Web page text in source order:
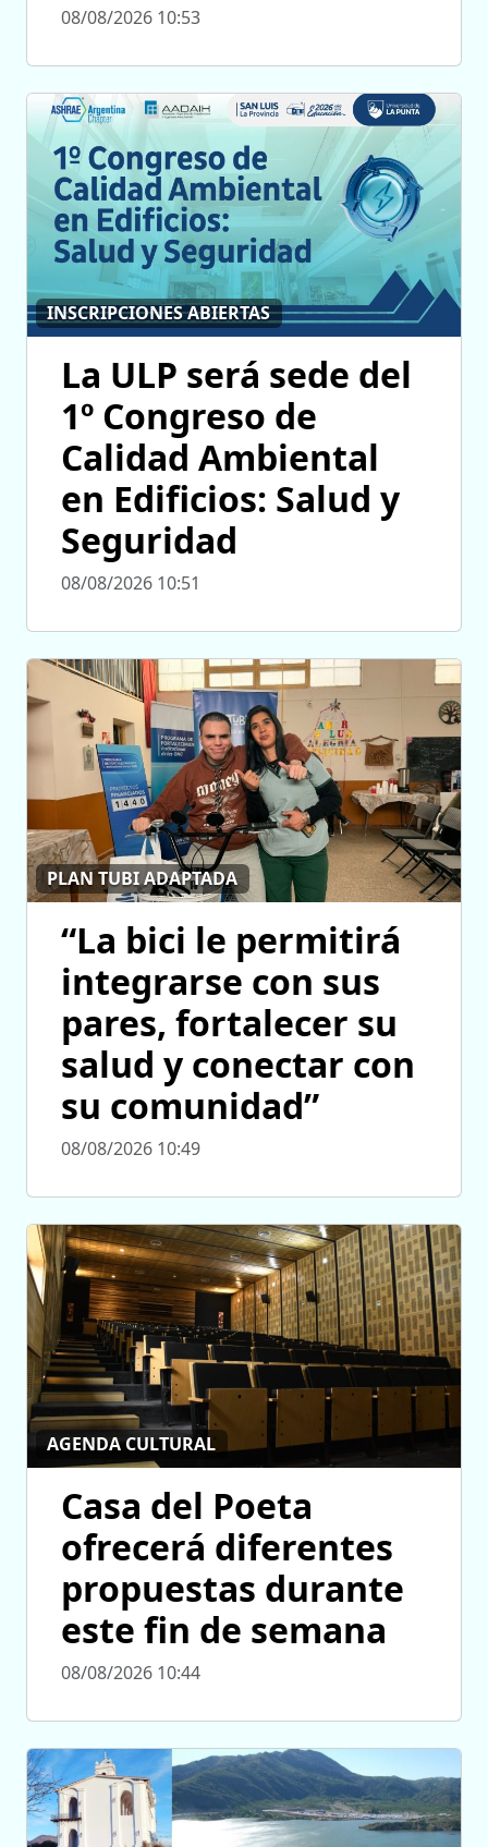
08/08/2026 10:53
INSCRIPCIONES ABIERTAS
La ULP será sede del
1º Congreso de
Calidad Ambiental
en Edificios: Salud y
Seguridad
08/08/2026 10:51
PLAN TUBI ADAPTADA
“La bici le permitirá
integrarse con sus
pares, fortalecer su
salud y conectar con
su comunidad”
08/08/2026 10:49
AGENDA CULTURAL
Casa del Poeta
ofrecerá diferentes
propuestas durante
este fin de semana
08/08/2026 10:44